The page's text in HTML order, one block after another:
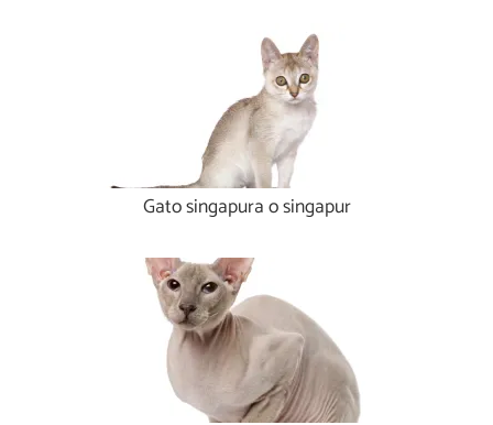
Gato singapura o singapur